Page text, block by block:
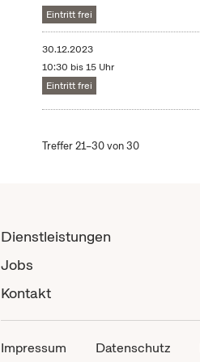
Eintritt frei
30.12.2023
10:30 bis 15 Uhr
Eintritt frei
Treffer 21–30 von 30
Dienstleistungen
Jobs
Kontakt
Impressum Datenschutz